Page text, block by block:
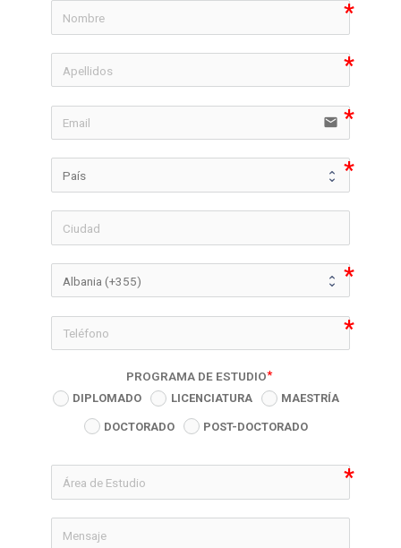
icon-
icon-
email
icon-
PROGRAMA DE ESTUDIO
DIPLOMADO LICENCIATURA MAESTRÍA
DOCTORADO POST-DOCTORADO